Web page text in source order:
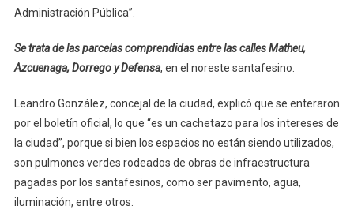
Administración Pública”.
Se trata de las parcelas comprendidas entre las calles Matheu,
Azcuenaga, Dorrego y Defensa, en el noreste santafesino.
Leandro González, concejal de la ciudad, explicó que se enteraron
por el boletín oficial, lo que “es un cachetazo para los intereses de
la ciudad”, porque si bien los espacios no están siendo utilizados,
son pulmones verdes rodeados de obras de infraestructura
pagadas por los santafesinos, como ser pavimento, agua,
iluminación, entre otros.